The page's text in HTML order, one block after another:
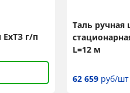
г/п
Таль ручная
L=12 м
62 659 руб/шт